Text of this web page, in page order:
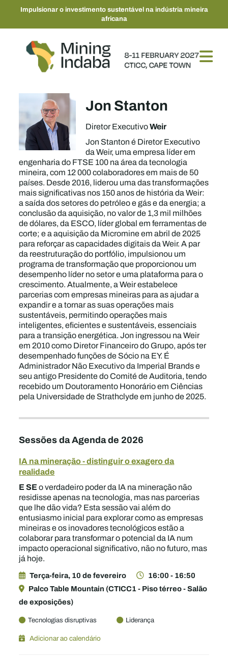
Impulsionar o investimento sustentável na indústria mineira
africana
Jon Stanton
Diretor ExecutivoWeir
Jon Stanton é Diretor Executivo
da Weir, uma empresa líder em
engenharia do FTSE 100 na área da tecnologia
mineira, com 12 000 colaboradores em mais de 50
países. Desde 2016, liderou uma das transformações
mais significativas nos 150 anos de história da Weir:
a saída dos setores do petróleo e gás e da energia; a
conclusão da aquisição, no valor de 1,3 mil milhões
de dólares, da ESCO, líder global em ferramentas de
corte; e a aquisição da Micromine em abril de 2025
para reforçar as capacidades digitais da Weir. A par
da reestruturação do portfólio, impulsionou um
programa de transformação que proporcionou um
desempenho líder no setor e uma plataforma para o
crescimento. Atualmente, a Weir estabelece
parcerias com empresas mineiras para as ajudar a
expandir e a tornar as suas operações mais
sustentáveis, permitindo operações mais
inteligentes, eficientes e sustentáveis, essenciais
para a transição energética. Jon ingressou na Weir
em 2010 como Diretor Financeiro do Grupo, após ter
desempenhado funções de Sócio na EY. É
Administrador Não Executivo da Imperial Brands e
seu antigo Presidente do Comité de Auditoria, tendo
recebido um Doutoramento Honorário em Ciências
pela Universidade de Strathclyde em junho de 2025.
Sessões da Agenda de 2026
IA na mineração - distinguir o exagero da
realidade
E SEo verdadeiro poder da IA na mineração não
residisse apenas na tecnologia, mas nas parcerias
que lhe dão vida? Esta sessão vai além do
entusiasmo inicial para explorar como as empresas
mineiras e os inovadores tecnológicos estão a
colaborar para transformar o potencial da IA num
impacto operacional significativo, não no futuro, mas
já hoje.
Terça-feira, 10 de fevereiro
16:00 - 16:50
Palco Table Mountain (CTICC1 - Piso térreo - Salão
de exposições)
Tecnologias disruptivas Liderança
Adicionar ao calendário